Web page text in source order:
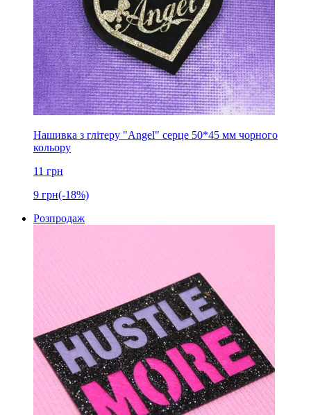
Нашивка з глітеру "Angel" серце 50*45 мм чорного
кольору
11 грн
9 грн(-18%)
Розпродаж